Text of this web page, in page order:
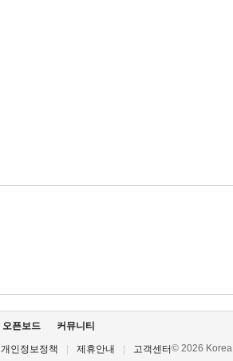
오픈보드 커뮤니티
개인정보정책 제휴안내 고객센터© 2026